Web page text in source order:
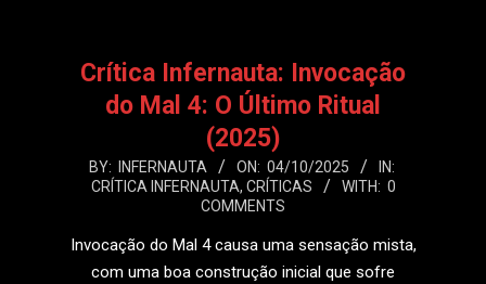
Crítica Infernauta: Invocação
do Mal 4: O Último Ritual
(2025)
2025-
BY: INFERNAUTA ON: 04/10/2025
IN:
CRÍTICA INFERNAUTA, CRÍTICAS WITH: 0
COMMENTS
Invocação do Mal 4 causa uma sensação mista,
com uma boa construção inicial que sofre